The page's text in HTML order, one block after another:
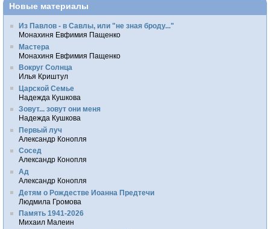
Новые материалы
Из Павлов - в Савлы, или "не зная броду..."
Монахиня Евфимия Пащенко
Мастера
Монахиня Евфимия Пащенко
Вокруг Солнца
Илья Криштул
Царской Семье
Надежда Кушкова
Зовут... зовут они меня
Надежда Кушкова
Первый луч
Александр Конопля
Сосед
Александр Конопля
Ад
Александр Конопля
Детям о Рождестве Иоанна Предтечи
Людмила Громова
Память 1941-2026
Михаил Малеин